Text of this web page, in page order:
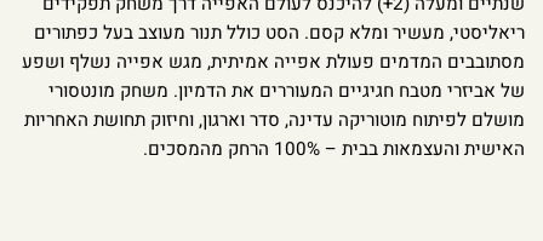
ריאליסטי, מעשיר ומלא קסם. הסט כולל תנור מעוצב בעל כפתורים
מסתובבים המדמים פעולת אפייה אמיתית, מגש אפייה נשלף ושפע
של אביזרי מטבח חגיגיים המעוררים את הדמיון. משחק מונטסורי
מושלם לפיתוח מוטוריקה עדינה, סדר וארגון, וחיזוק תחושת האחריות
האישית והעצמאות בבית – 100% הרחק מהמסכים.